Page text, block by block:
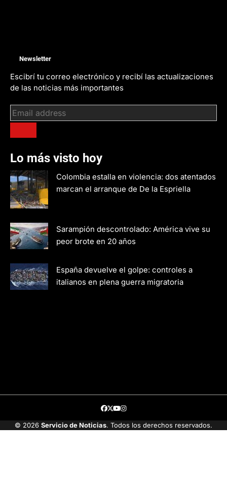
Newsletter
Escibrí tu correo electrónico y recibí las actualizaciones
de las noticias más importantes
Lo más visto hoy
Colombia estalla en violencia: dos atentados
marcan el arranque de De la Espriella
Sarampión descontrolado: América vive su
peor brote en 20 años
España devuelve el golpe: controles a
italianos en plena guerra migratoria
Facebook
TwitterYoutube
Instagram
© 2026 Servicio de Noticias. Todos los derechos reservados.